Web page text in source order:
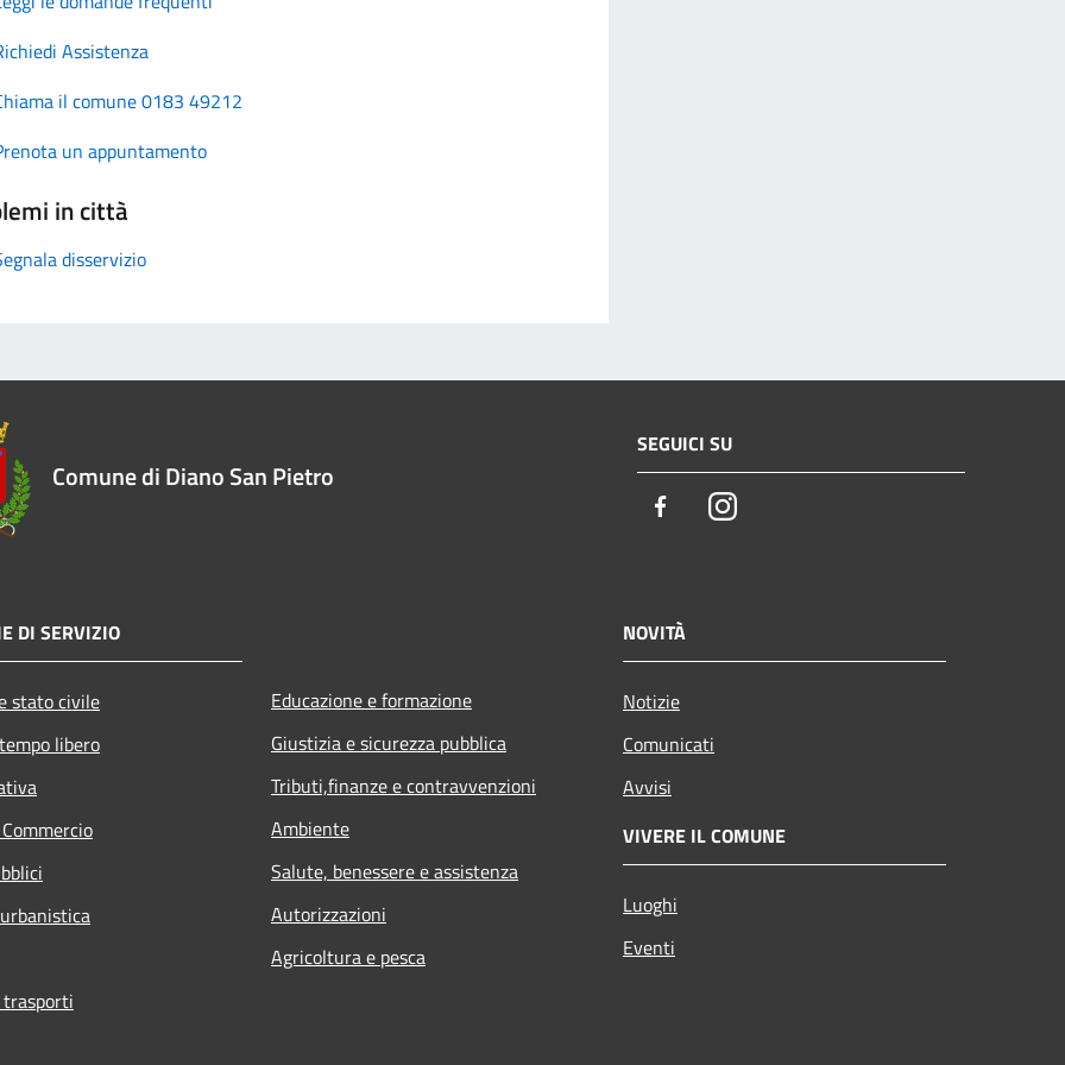
Assistenza
il comune 0183 49212
un appuntamento
in città
disservizio
Comune di Diano San Pietro
SEGUICI SU
FacebookInstagram
DI SERVIZIO
stato civile
libero
Educazione e formazione
Giustizia e sicurezza pubblica
Tributi,finanze e contravvenzioni
Ambiente
Salute, benessere e assistenza
Autorizzazioni
Agricoltura e pesca
NOVITÀ
Notizie
Comunicati
Avvisi
VIVERE IL COMUNE
Luoghi
Eventi